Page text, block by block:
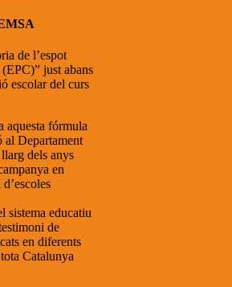
de l’espot
just abans
escolar del curs
aquesta fórmula
al Departament
dels anys
en
sistema educatiu
de
en diferents
Catalunya